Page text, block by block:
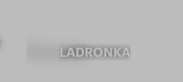
LADRONKA